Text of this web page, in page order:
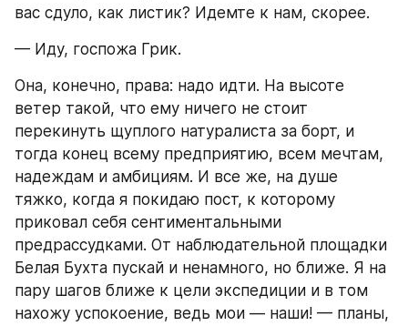
вас сдуло, как листик? Идемте к нам, скорее.
— Иду, госпожа Грик.
Она, конечно, права: надо идти. На высоте
ветер такой, что ему ничего не стоит
перекинуть щуплого натуралиста за борт, и
тогда конец всему предприятию, всем мечтам,
надеждам и амбициям. И все же, на душе
тяжко, когда я покидаю пост, к которому
приковал себя сентиментальными
предрассудками. От наблюдательной площадки
Белая Бухта пускай и ненамного, но ближе. Я на
пару шагов ближе к цели экспедиции и в том
нахожу успокоение, ведь мои — наши! — планы,